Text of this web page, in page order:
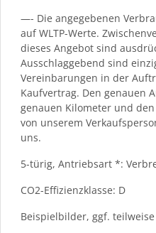
—- Die angegebenen
auf WLTP-Werte.
dieses Angebot sind
Ausschlaggebend sind
Vereinbarungen in der
Kaufvertrag. Den genauen
genauen Kilometer und
von unserem
uns.
5-türig, Antriebsart *:
CO2-Effizienzklasse: D
Beispielbilder, ggf.